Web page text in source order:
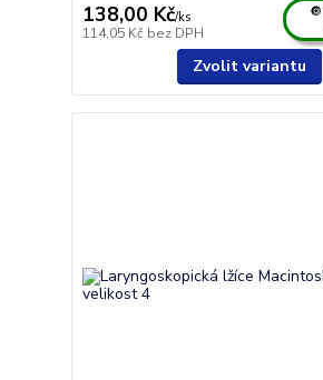
138,00 Kč/ks
114,05 Kč bez DPH
Zvolit variantu